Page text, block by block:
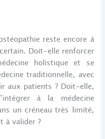
reste encore à
Doit-elle renforcer
holistique et se
traditionnelle, avec
aux patients ? Doit-elle,
à la médecine
un créneau très limité,
à valider ?